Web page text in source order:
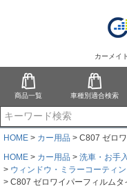
カーメイ
商品一覧 車種別適合検索
HOME カー用品
C807 ゼロ
HOME
カー用品 洗車・お手
ウィンドウ・ミラーコーティ
C807 ゼロワイパーフィルムタ